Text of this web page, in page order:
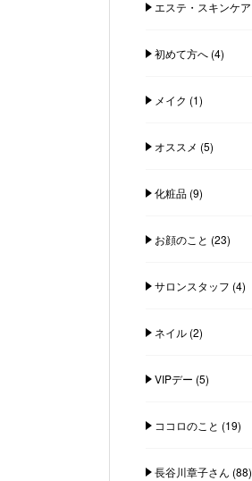
エステ・スキンケア
初めて方へ(4)
メイク (1)
オススメ (5)
化粧品(9)
お顔のこと (23)
サロンスタッフ (4)
ネイル(2)
VIPデー (5)
ココロのこと (19)
長谷川章子さん (88)